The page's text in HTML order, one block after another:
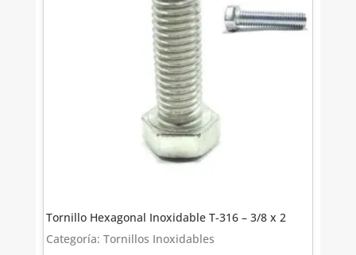
Tornillo Hexagonal Inoxidable T-316 – 3/8 x 2
Categoría: Tornillos Inoxidables